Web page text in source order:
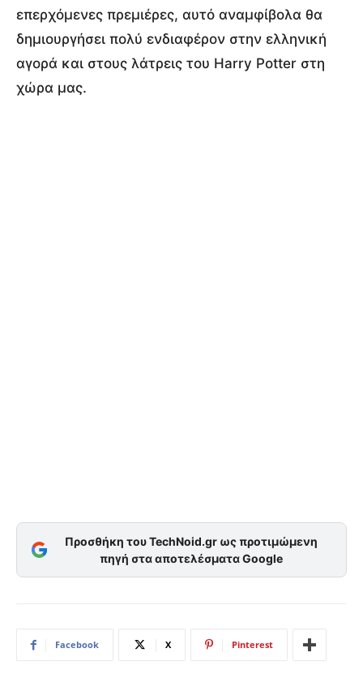
επερχόμενες πρεμιέρες, αυτό αναμφίβολα θα
δημιουργήσει πολύ ενδιαφέρον στην ελληνική
αγορά και στους λάτρεις του Harry Potter στη
χώρα μας.
Προσθήκη του TechNoid.gr ως προτιμώμενη
πηγή στα αποτελέσματα Google
Facebook X Pinterest